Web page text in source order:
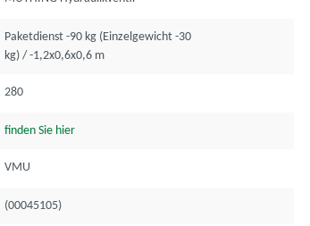
Paketdienst -90 kg (Einzelgewicht -30
kg) / -1,2x0,6x0,6 m
280
finden Sie hier
VMU
(00045105)